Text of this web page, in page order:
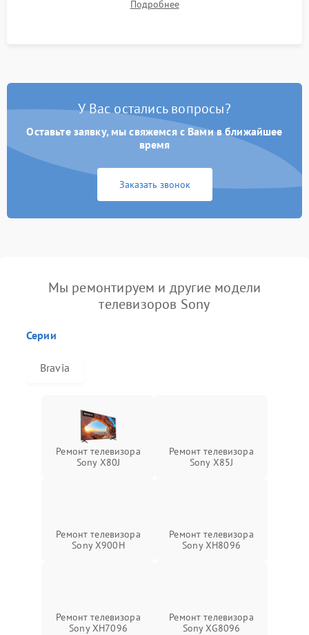
в рабочем режиме в течение нескольких часов.
Подробнее
У Вас остались вопросы?
Оставьте заявку, мы свяжемся с Вами в ближайшее
время
Заказать звонок
Мы ремонтируем и другие модели
телевизоров Sony
Серии
Bravia
Ремонт телевизора
Sony X80J
Ремонт телевизора
Sony X85J
Ремонт телевизора
Sony X900H
Ремонт телевизора
Sony XH8096
Ремонт телевизора
Sony XH7096
Ремонт телевизора
Sony XG8096